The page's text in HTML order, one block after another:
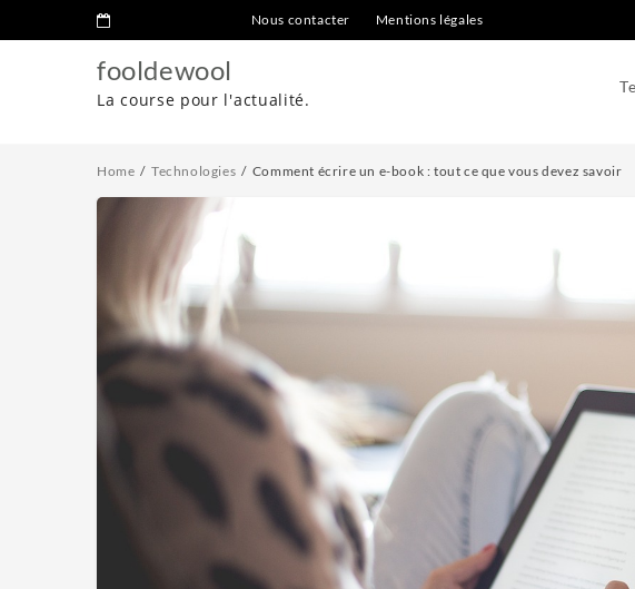
Nous contacter Mentions légales
fooldewool
La course pour l'actualité.
Home Technologies Comment écrire un e-book : tout ce que vous devez savoir